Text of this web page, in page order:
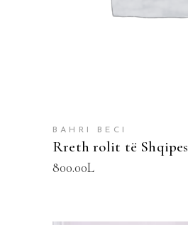
BAHRI BECI
Rreth rolit të Shqipes
800.00L